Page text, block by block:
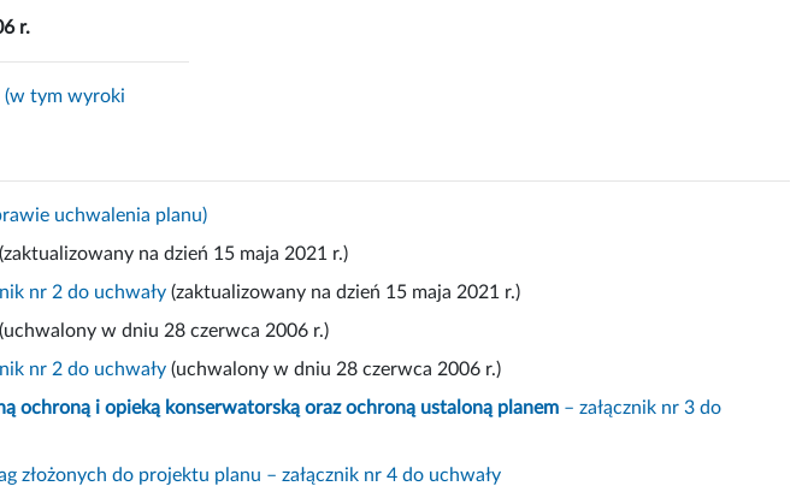
r.
(w tym wyroki
uchwalenia planu)
(zaktualizowany na dzień 15 maja 2021 r.)
nr 2 do uchwały (zaktualizowany na dzień 15 maja 2021 r.)
(uchwalony w dniu 28 czerwca 2006 r.)
nr 2 do uchwały (uchwalony w dniu 28 czerwca 2006 r.)
ochroną i opieką konserwatorską oraz ochroną ustaloną planem – załącznik nr 3 do
złożonych do projektu planu – załącznik nr 4 do uchwały